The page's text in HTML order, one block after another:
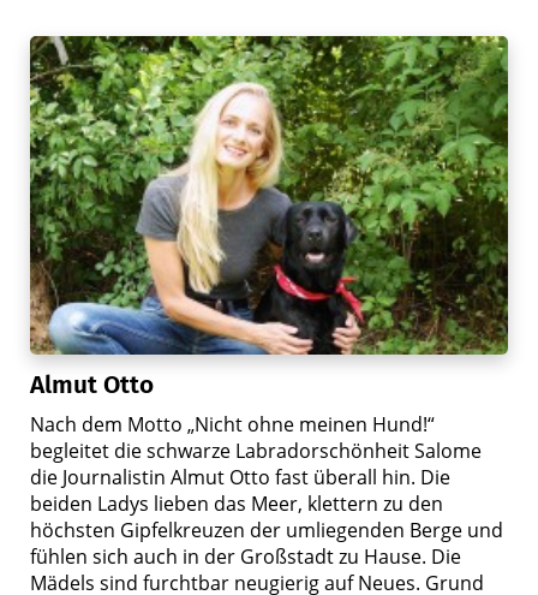
Almut Otto
Nach dem Motto „Nicht ohne meinen Hund!“
begleitet die schwarze Labradorschönheit Salome
die Journalistin Almut Otto fast überall hin. Die
beiden Ladys lieben das Meer, klettern zu den
höchsten Gipfelkreuzen der umliegenden Berge und
fühlen sich auch in der Großstadt zu Hause. Die
Mädels sind furchtbar neugierig auf Neues. Grund